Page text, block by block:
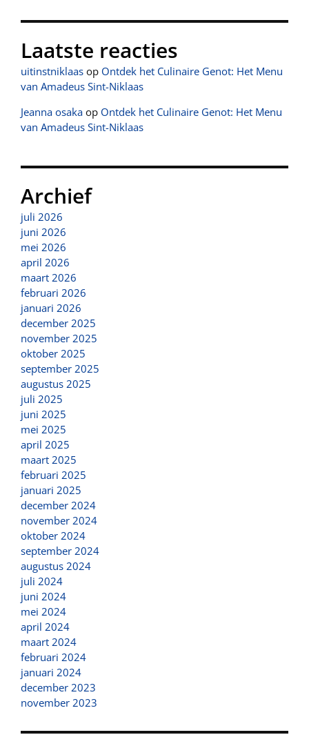
Laatste reacties
uitinstniklaas op Ontdek het Culinaire Genot: Het Menu
van Amadeus Sint-Niklaas
Jeanna osaka op Ontdek het Culinaire Genot: Het Menu
van Amadeus Sint-Niklaas
Archief
juli 2026
juni 2026
mei 2026
april 2026
maart 2026
februari 2026
januari 2026
december 2025
november 2025
oktober 2025
september 2025
augustus 2025
juli 2025
juni 2025
mei 2025
april 2025
maart 2025
februari 2025
januari 2025
december 2024
november 2024
oktober 2024
september 2024
augustus 2024
juli 2024
juni 2024
mei 2024
april 2024
maart 2024
februari 2024
januari 2024
december 2023
november 2023